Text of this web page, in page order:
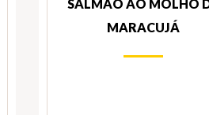
SALMÃO AO MOLHO
MARACUJÁ